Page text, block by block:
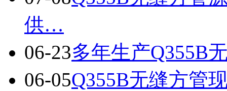
供…
06-23多年生产Q355B
06-05Q355B无缝方管